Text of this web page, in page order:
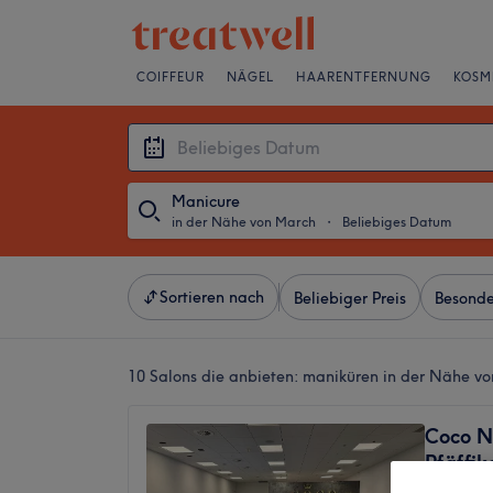
COIFFEUR NÄGEL HAARENTFERNUNG
Manicure
in der Nähe von March ・ Beliebiges Datum
Sortieren nach Beliebiger Preis
10 Salons die anbieten: maniküren in der Nähe
Coco